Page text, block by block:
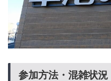
参加方法・混雑状況